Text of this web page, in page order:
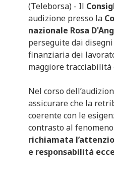
(Teleborsa) - Il
audizione presso la
nazionale Rosa
perseguite dai disegni
finanziaria dei
maggiore
Nel corso
assicurare che la
coerente con le
contrasto al
richiamata
e responsabilità